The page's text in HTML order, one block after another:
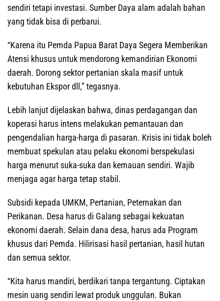
sendiri tetapi investasi. Sumber Daya alam adalah bahan
yang tidak bisa di perbarui.
“Karena itu Pemda Papua Barat Daya Segera Memberikan
Atensi khusus untuk mendorong kemandirian Ekonomi
daerah. Dorong sektor pertanian skala masif untuk
kebutuhan Ekspor dll,” tegasnya.
Lebih lanjut dijelaskan bahwa, dinas perdagangan dan
koperasi harus intens melakukan pemantauan dan
pengendalian harga-harga di pasaran. Krisis ini tidak boleh
membuat spekulan atau pelaku ekonomi berspekulasi
harga menurut suka-suka dan kemauan sendiri. Wajib
menjaga agar harga tetap stabil.
Subsidi kepada UMKM, Pertanian, Peternakan dan
Perikanan. Desa harus di Galang sebagai kekuatan
ekonomi daerah. Selain dana desa, harus ada Program
khusus dari Pemda. Hilirisasi hasil pertanian, hasil hutan
dan semua sektor.
“Kita harus mandiri, berdikari tanpa tergantung. Ciptakan
mesin uang sendiri lewat produk unggulan. Bukan